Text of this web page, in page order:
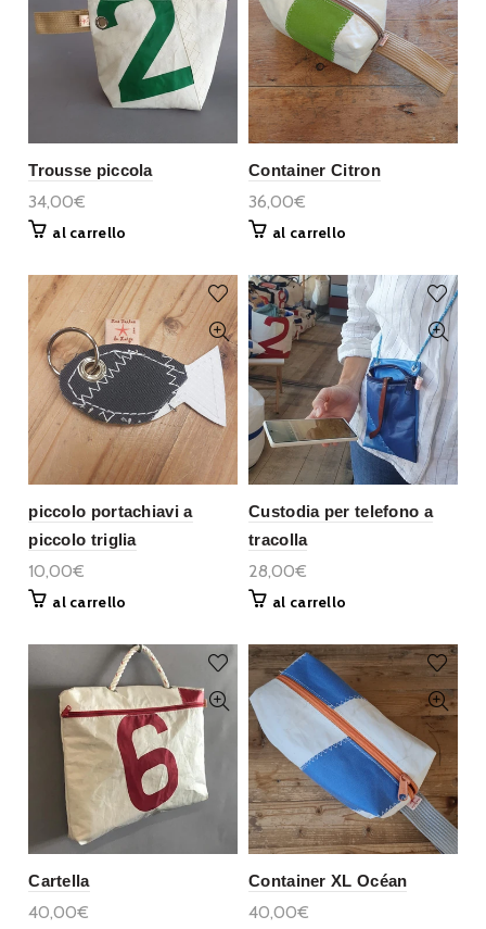
Trousse piccola
34,00€
al carrello
Container Citron
36,00€
al carrello
piccolo portachiavi a
piccolo triglia
10,00€
al carrello
Custodia per telefono a
tracolla
28,00€
al carrello
Cartella
40,00€
Container XL Océan
40,00€